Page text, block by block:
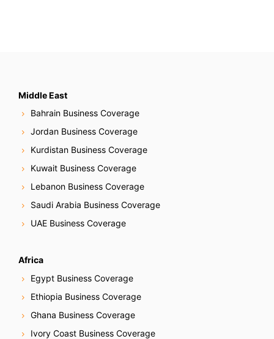
Middle East
Bahrain Business Coverage
Jordan Business Coverage
Kurdistan Business Coverage
Kuwait Business Coverage
Lebanon Business Coverage
Saudi Arabia Business Coverage
UAE Business Coverage
Africa
Egypt Business Coverage
Ethiopia Business Coverage
Ghana Business Coverage
Ivory Coast Business Coverage